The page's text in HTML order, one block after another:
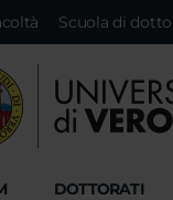
Scuola di
DOTTORATI